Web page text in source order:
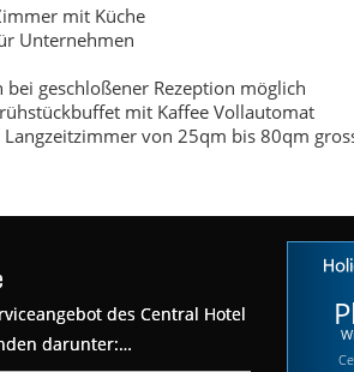
mit Küche
Unternehmen
bei geschloßener Rezeption möglich
mit Kaffee Vollautomat
Langzeitzimmer von 25qm bis 80qm
des Central Hotel
darunter:…